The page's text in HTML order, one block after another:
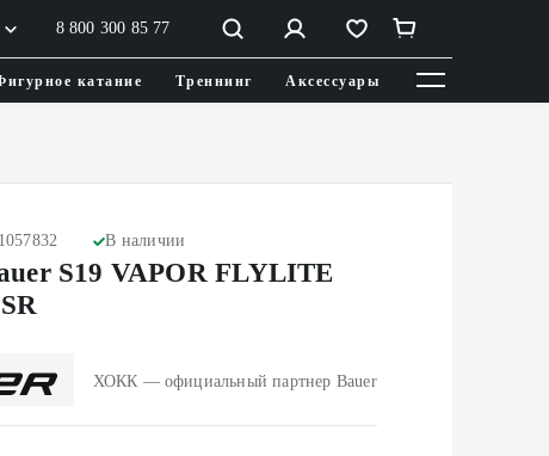
8 800 300 85 77
катание Треннинг Аксессуары
В наличии
S19 VAPOR FLYLITE
ХОКК — официальный партнер Bauer